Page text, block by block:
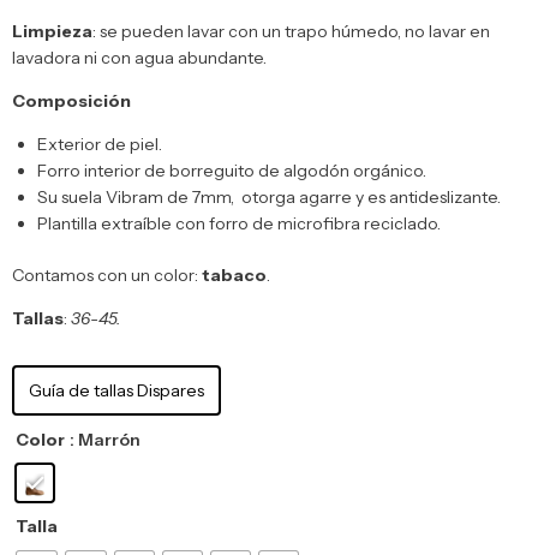
Limpieza: se pueden lavar con un trapo húmedo, no lavar en
lavadora ni con agua abundante.
Composición
Exterior de piel.
Forro interior de borreguito de algodón orgánico.
Su suela Vibram de 7mm, otorga agarre y es antideslizante.
Plantilla extraíble con forro de microfibra reciclado.
Contamos con un color: tabaco.
Tallas: 36-45.
Guía de tallas Dispares
Color : Marrón
Talla